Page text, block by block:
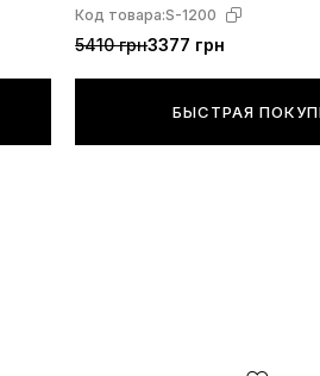
Код товара:S-1200
5410 грн3377 грн
БЫСТРАЯ